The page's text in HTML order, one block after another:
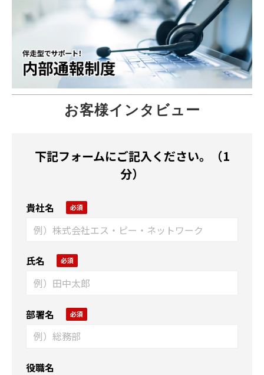
お客様インタビュー
下記フォームにご記入ください。（1
分）
貴社名
氏名
部署名
役職名